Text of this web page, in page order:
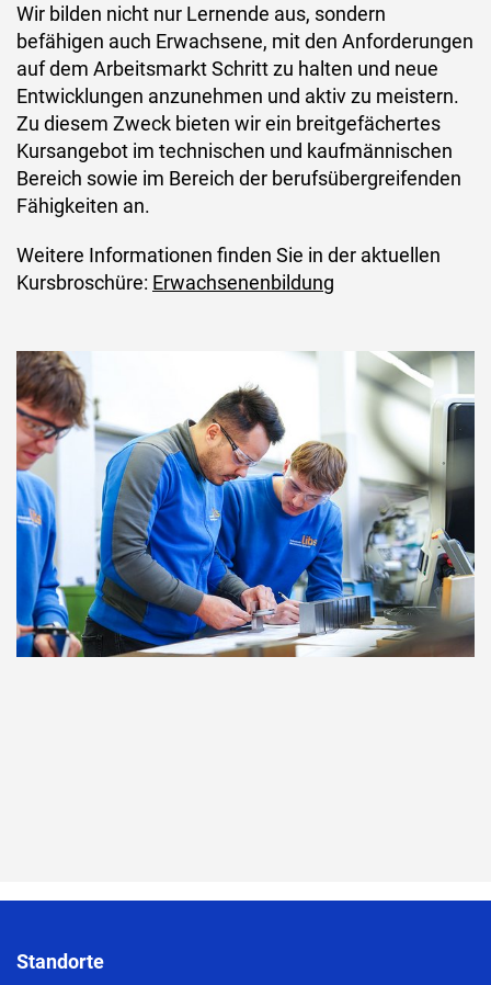
Wir bilden nicht nur Lernende aus, sondern
befähigen auch Erwachsene, mit den Anforderungen
auf dem Arbeitsmarkt Schritt zu halten und neue
Entwicklungen anzunehmen und aktiv zu meistern.
Zu diesem Zweck bieten wir ein breitgefächertes
Kursangebot im technischen und kaufmännischen
Bereich sowie im Bereich der berufsübergreifenden
Fähigkeiten an.
Weitere Informationen finden Sie in der aktuellen
Kursbroschüre: Erwachsenenbildung
Standorte